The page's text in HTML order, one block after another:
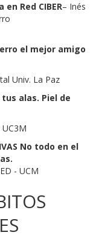
Red CIBER– Inés
perro el mejor amigo
Univ. La Paz
tus alas. Piel de
UC3M
No todo en el
- UCM